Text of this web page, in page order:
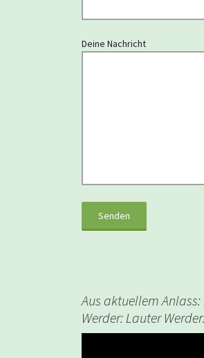
Deine Nachricht
Aus aktuellem Anlass:
Werder: Lauter